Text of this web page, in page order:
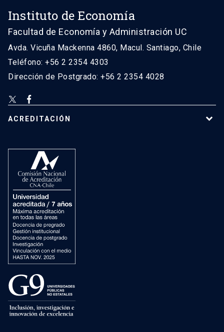
Instituto de Economía
Facultad de Economía y Administración UC
Avda. Vicuña Mackenna 4860, Macul. Santiago, Chile
Teléfono: +56 2 2354 4303
Dirección de Postgrado: +56 2 2354 4028
ACREDITACIÓN